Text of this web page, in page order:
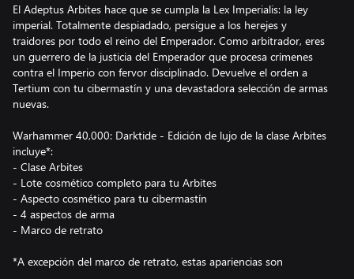
El Adeptus Arbites hace que se cumpla la Lex Imperialis: la ley
imperial. Totalmente despiadado, persigue a los herejes y
traidores por todo el reino del Emperador. Como arbitrador, eres
un guerrero de la justicia del Emperador que procesa crímenes
contra el Imperio con fervor disciplinado. Devuelve el orden a
Tertium con tu cibermastín y una devastadora selección de armas
nuevas.
Warhammer 40,000: Darktide - Edición de lujo de la clase Arbites
incluye*:
- Clase Arbites
- Lote cosmético completo para tu Arbites
- Aspecto cosmético para tu cibermastín
- 4 aspectos de arma
- Marco de retrato
*A excepción del marco de retrato, estas apariencias son